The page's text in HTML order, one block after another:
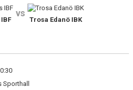
vs
Trosa Edanö IBK